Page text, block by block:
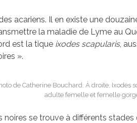
acariens. Il en existe une
la maladie de Lyme au
est la tique ixodes scapularis,
».
de Catherine Bouchard. À droite, Ixodes
adulte femelle et femelle
noires se trouve à différents